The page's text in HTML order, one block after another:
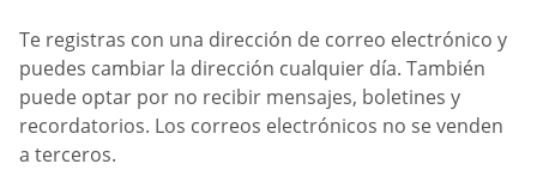
Te registras con una dirección de correo electrónico y
puedes cambiar la dirección cualquier día. También
puede optar por no recibir mensajes, boletines y
recordatorios. Los correos electrónicos no se venden
a terceros.